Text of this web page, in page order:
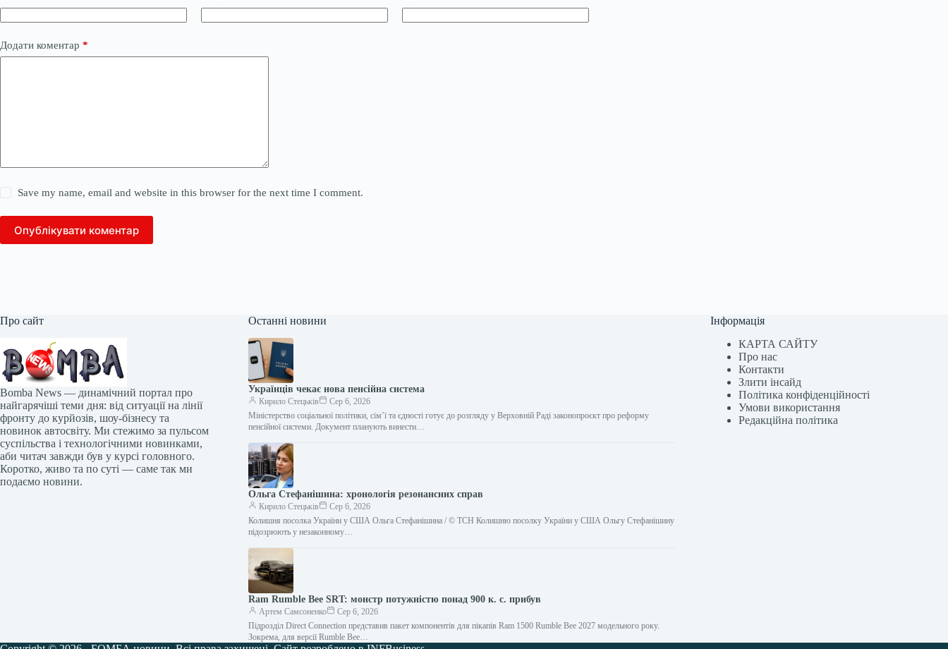
Додати коментар *
Save my name, email and website in this browser for the next time I comment.
Опублікувати коментар
Про сайт
Bomba News — динамічний портал про
найгарячіші теми дня: від ситуації на лінії
фронту до курйозів, шоу-бізнесу та
новинок автосвіту. Ми стежимо за пульсом
суспільства і технологічними новинками,
аби читач завжди був у курсі головного.
Коротко, живо та по суті — саме так ми
подаємо новини.
Останні новини
Українців чекає нова пенсійна система
Кирило Стецьків
Сер 6, 2026
Міністерство соціальної політики, сім’ї та єдності готує до розгляду у Верховній Раді законопроєкт про реформу
пенсійної системи. Документ планують винести…
Ольга Стефанішина: хронологія резонансних справ
Кирило Стецьків
Сер 6, 2026
Колишня посолка України у США Ольга Стефанішина / © ТСН Колишню посолку України у США Ольгу Стефанішину
підозрюють у незаконному…
Ram Rumble Bee SRT: монстр потужністю понад 900 к. с. прибув
Артем Самсоненко
Сер 6, 2026
Підрозділ Direct Connection представив пакет компонентів для пікапів Ram 1500 Rumble Bee 2027 модельного року.
Зокрема, для версії Rumble Bee…
Інформація
КАРТА САЙТУ
Про нас
Контакти
Злити інсайд
Політика конфіденційності
Умови використання
Редакційна політика